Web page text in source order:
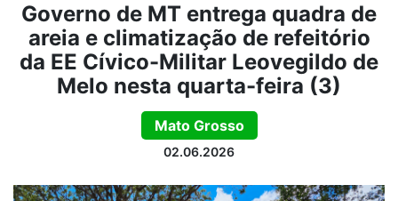
Governo de MT entrega quadra de
areia e climatização de refeitório
da EE Cívico-Militar Leovegildo de
Melo nesta quarta-feira (3)
Mato Grosso
02.06.2026